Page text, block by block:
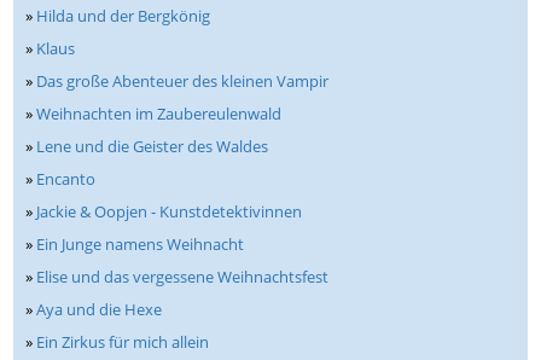
» Hilda und der Bergkönig
» Klaus
» Das große Abenteuer des kleinen Vampir
»Weihnachten im Zaubereulenwald
» Lene und die Geister des Waldes
» Encanto
» Jackie & Oopjen - Kunstdetektivinnen
» Ein Junge namens Weihnacht
» Elise und das vergessene Weihnachtsfest
»Aya und die Hexe
» Ein Zirkus für mich allein